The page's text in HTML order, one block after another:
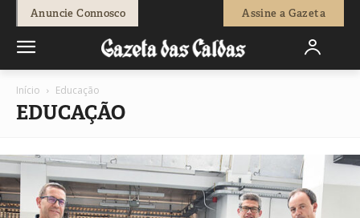
Anuncie Connosco Assine a Gazeta
Início Educação
EDUCAÇÃO